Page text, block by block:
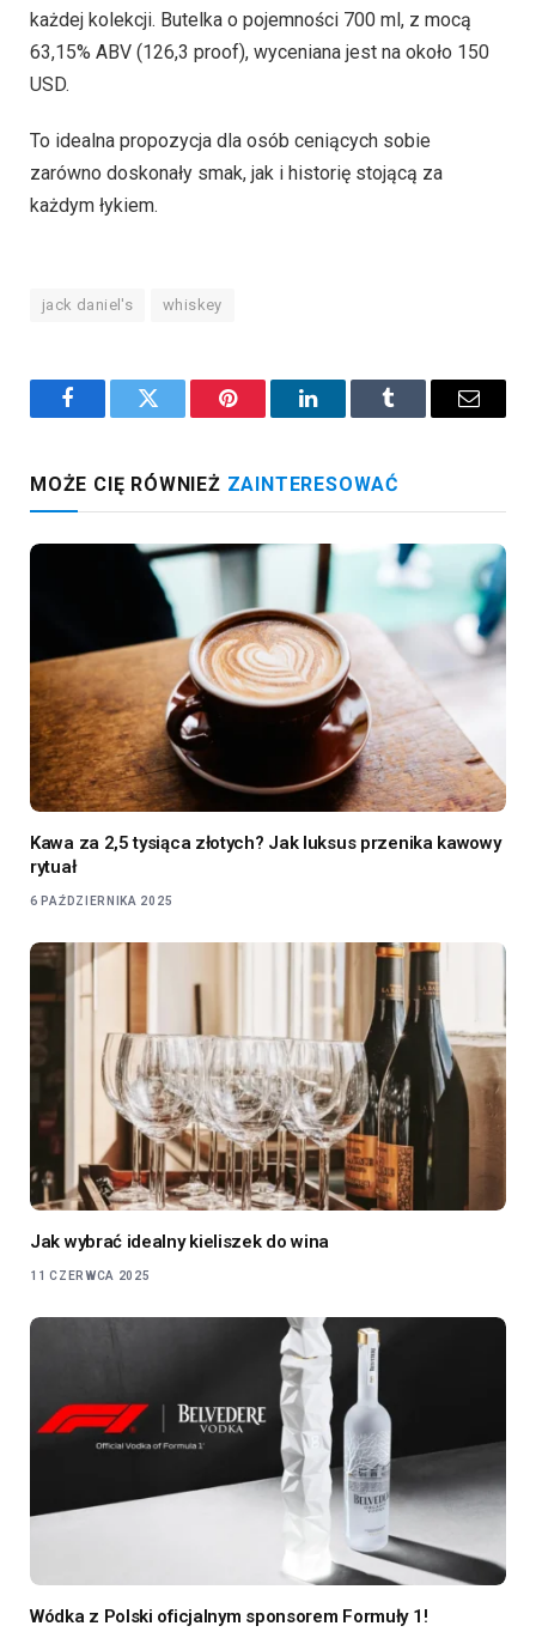
każdej kolekcji. Butelka o pojemności 700 ml, z mocą
63,15% ABV (126,3 proof), wyceniana jest na około 150
USD.
To idealna propozycja dla osób ceniących sobie
zarówno doskonały smak, jak i historię stojącą za
każdym łykiem.
jack daniel's whiskey
FacebookTwitter Pinterest LinkedInTumblr Email
MOŻE CIĘ RÓWNIEŻ ZAINTERESOWAĆ
Kawa za 2,5 tysiąca złotych? Jak luksus przenika kawowy
rytuał
6 PAŹDZIERNIKA 2025
Jak wybrać idealny kieliszek do wina
11 CZERWCA 2025
Wódka z Polski oficjalnym sponsorem Formuły 1!